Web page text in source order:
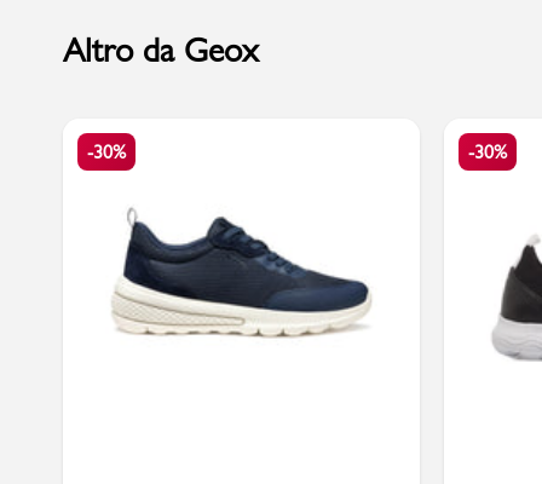
Altro da Geox
-30% -30%